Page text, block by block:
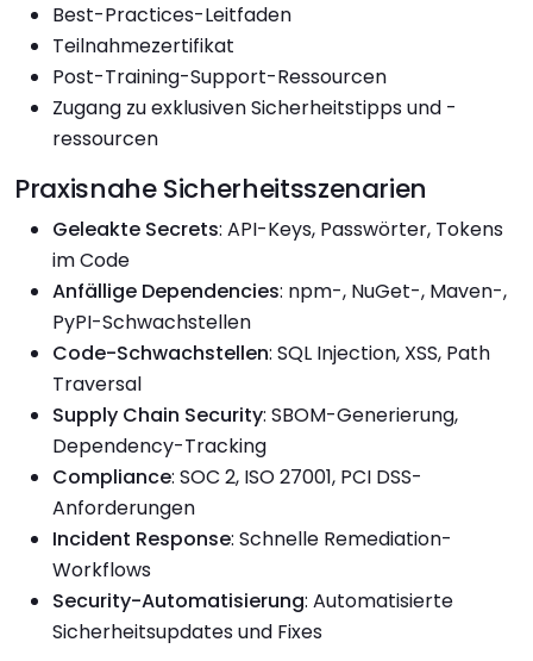
Best-Practices-Leitfaden
Teilnahmezertifikat
Post-Training-Support-Ressourcen
Zugang zu exklusiven Sicherheitstipps und -
ressourcen
Praxisnahe Sicherheitsszenarien
Geleakte Secrets: API-Keys, Passwörter, Tokens
im Code
Anfällige Dependencies: npm-, NuGet-, Maven-,
PyPI-Schwachstellen
Code-Schwachstellen: SQL Injection, XSS, Path
Traversal
Supply Chain Security: SBOM-Generierung,
Dependency-Tracking
Compliance: SOC 2, ISO 27001, PCI DSS-
Anforderungen
Incident Response: Schnelle Remediation-
Workflows
Security-Automatisierung: Automatisierte
Sicherheitsupdates und Fixes